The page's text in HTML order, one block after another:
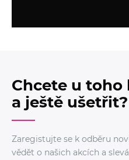
Chcete u
a ještě ušetřit?
Zaregistujte se k odběru
vědět o našich akcích a